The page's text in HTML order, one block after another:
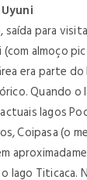
para
(com almoço
era parte do
Quando o
lagos
Coipasa (o
lago Titicaca.